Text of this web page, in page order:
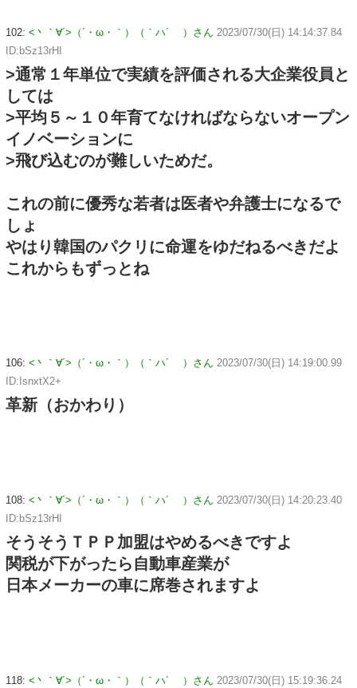
102: <丶｀∀´>（´・ω・｀）（｀ハ´ ）さん 2023/07/30(日) 14:14:37.84
ID:bSz13rHI
>通常１年単位で実績を評価される大企業役員と
しては
>平均５～１０年育てなければならないオープン
イノベーションに
>飛び込むのが難しいためだ。
これの前に優秀な若者は医者や弁護士になるで
しょ
やはり韓国のパクリに命運をゆだねるべきだよ
これからもずっとね
106: <丶｀∀´>（´・ω・｀）（｀ハ´ ）さん 2023/07/30(日) 14:19:00.99
ID:IsnxtX2+
革新（おかわり）
108: <丶｀∀´>（´・ω・｀）（｀ハ´ ）さん 2023/07/30(日) 14:20:23.40
ID:bSz13rHI
そうそうＴＰＰ加盟はやめるべきですよ
関税が下がったら自動車産業が
日本メーカーの車に席巻されますよ
118: <丶｀∀´>（´・ω・｀）（｀ハ´ ）さん 2023/07/30(日) 15:19:36.24